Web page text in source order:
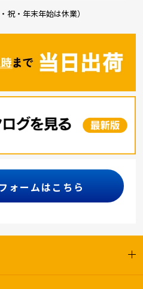
祝・年末年始は休業）
ォームはこちら